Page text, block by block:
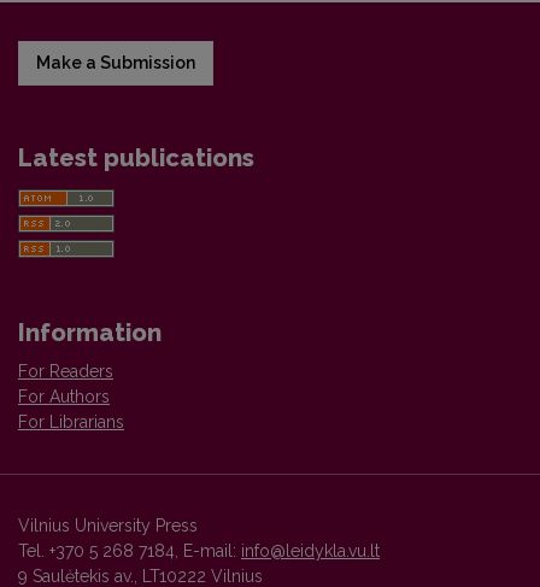
Make a Submission
Latest publications
Information
For Readers
For Authors
For Librarians
Vilnius University Press
Tel. +370 5 268 7184, E-mail: info@leidykla.vu.lt
9 Saulėtekis av., LT10222 Vilnius